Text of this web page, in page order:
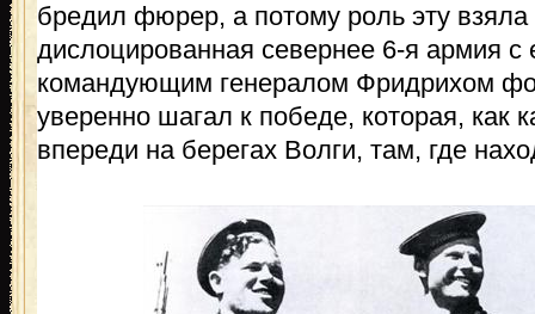
бредил фюрер, а потому роль эту взяла
дислоцированная севернее 6-я армия
командующим генералом Фридрихом
уверенно шагал к победе, которая, как
впереди на берегах Волги, там, где